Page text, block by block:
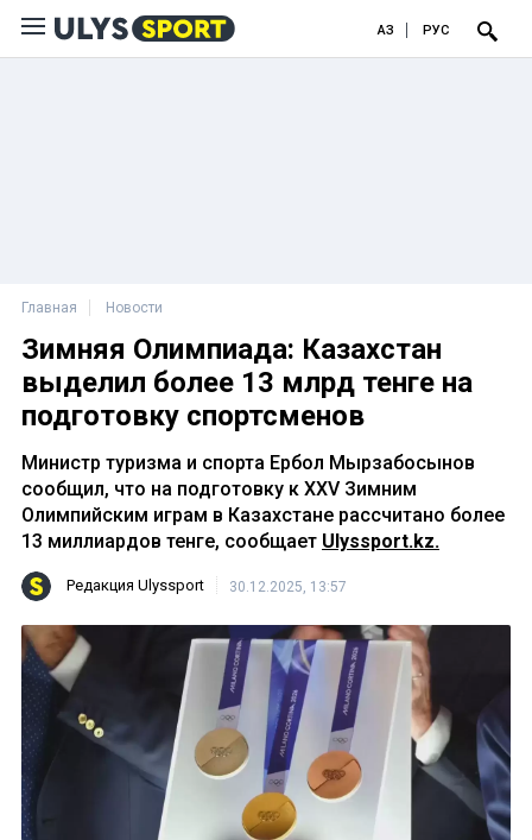
ҚАЗ РУС
Главная Новости
Зимняя Олимпиада: Казахстан
выделил более 13 млрд тенге на
подготовку спортсменов
Министр туризма и спорта Ербол Мырзабосынов
сообщил, что на подготовку к XXV Зимним
Олимпийским играм в Казахстане рассчитано более
13 миллиардов тенге, сообщает Ulyssport.kz.
Редакция Ulyssport 30.12.2025, 13:57